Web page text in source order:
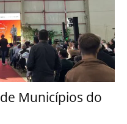
Municípios do